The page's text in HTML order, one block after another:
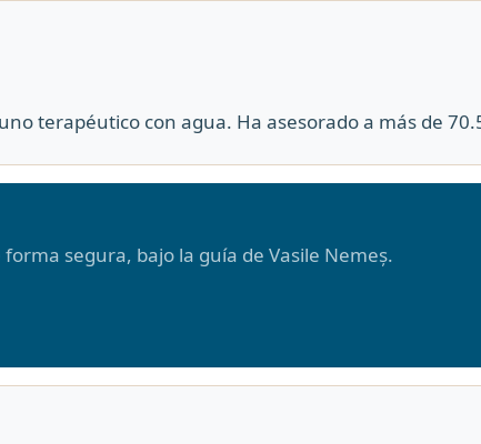
terapéutico con agua. Ha asesorado a más de
segura, bajo la guía de Vasile Nemeș.